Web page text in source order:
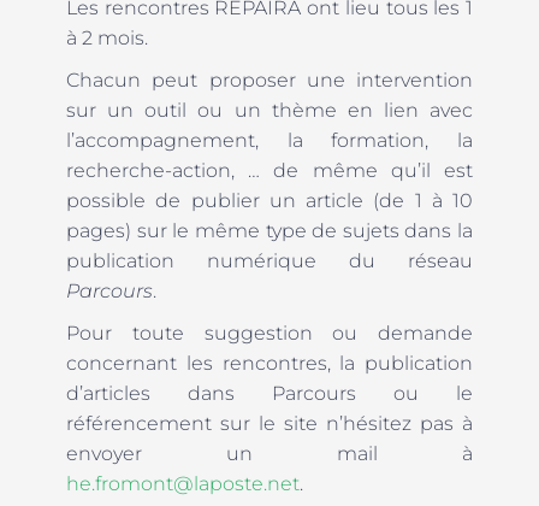
Les rencontres REPAIRA ont lieu tous les 1
à 2 mois.
Chacun peut proposer une intervention
sur un outil ou un thème en lien avec
l’accompagnement, la formation, la
recherche-action, … de même qu’il est
possible de publier un article (de 1 à 10
pages) sur le même type de sujets dans la
publication numérique du réseau
Parcours.
Pour toute suggestion ou demande
concernant les rencontres, la publication
d’articles dans Parcours ou le
référencement sur le site n’hésitez pas à
envoyer un mail à
he.fromont@laposte.net.